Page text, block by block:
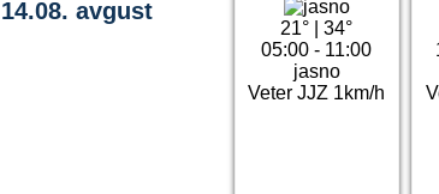
14.08. avgust
21° |34°
05:00 - 11:00
jasno
Veter JJZ 1km/h